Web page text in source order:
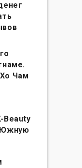
Чам
Beauty
Южную